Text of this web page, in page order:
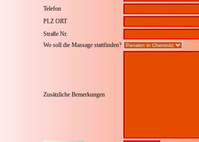
Telefon
PLZ ORT
Straße Nr.
Wo soll die Massage stattfinden?
Zusätzliche Bemerkungen